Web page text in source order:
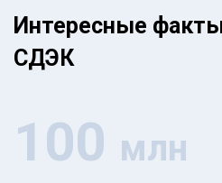
Интересные
СДЭК
100 млн